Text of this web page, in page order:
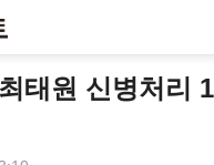
태원 신병처리